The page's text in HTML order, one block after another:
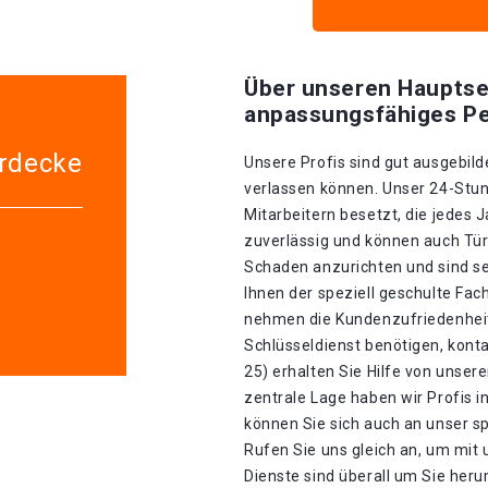
Über unseren
anpassungsfähiges
Unsere Profis sind gut
verlassen können. Unser 24-
Mitarbeitern besetzt, die jedes
zuverlässig und können auch
Schaden anzurichten und sind
Ihnen der speziell geschulte
nehmen die
Schlüsseldienst benötigen,
25) erhalten Sie Hilfe von
zentrale Lage haben wir Profis
können Sie sich auch an unser
Rufen Sie uns gleich an, um
Dienste sind überall um Sie